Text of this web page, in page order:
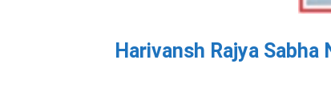
Harivansh Rajya Sabha